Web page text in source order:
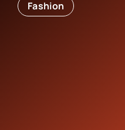
Fashion